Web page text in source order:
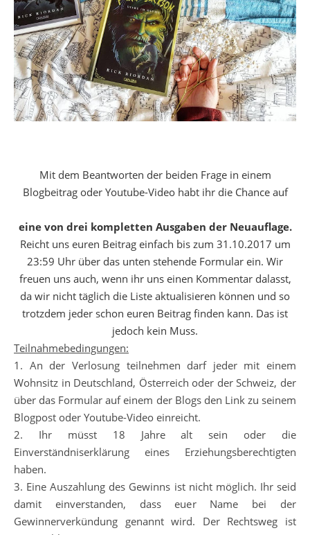
Mit dem Beantworten der beiden Frage in einem
Blogbeitrag oder Youtube-Video habt ihr die Chance auf
eine von drei kompletten Ausgaben der Neuauflage.
Reicht uns euren Beitrag einfach bis zum 31.10.2017 um
23:59 Uhr über das unten stehende Formular ein. Wir
freuen uns auch, wenn ihr uns einen Kommentar dalasst,
da wir nicht täglich die Liste aktualisieren können und so
trotzdem jeder schon euren Beitrag finden kann. Das ist
jedoch kein Muss.
Teilnahmebedingungen:
1. An der Verlosung teilnehmen darf jeder mit einem
Wohnsitz in Deutschland, Österreich oder der Schweiz, der
über das Formular auf einem der Blogs den Link zu seinem
Blogpost oder Youtube-Video einreicht.
2. Ihr müsst 18 Jahre alt sein oder die
Einverständniserklärung eines Erziehungsberechtigten
haben.
3. Eine Auszahlung des Gewinns ist nicht möglich. Ihr seid
damit einverstanden, dass euer Name bei der
Gewinnerverkündung genannt wird. Der Rechtsweg ist